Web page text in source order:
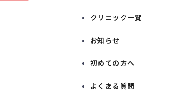
クリニック一覧
お知らせ
初めての方へ
よくある質問